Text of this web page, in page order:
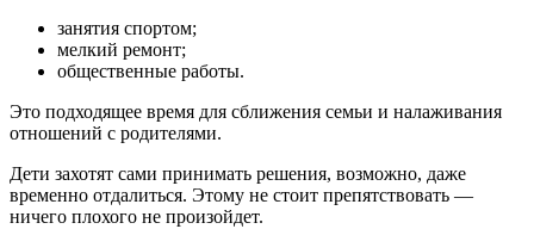
занятия спортом;
мелкий ремонт;
общественные работы.
Это подходящее время для сближения семьи и налаживания
отношений с родителями.
Дети захотят сами принимать решения, возможно, даже
временно отдалиться. Этому не стоит препятствовать —
ничего плохого не произойдет.